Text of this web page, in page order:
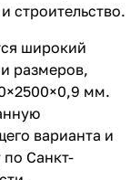
строительство.
широкий
размеров,
мм.
варианта и
по Санкт-